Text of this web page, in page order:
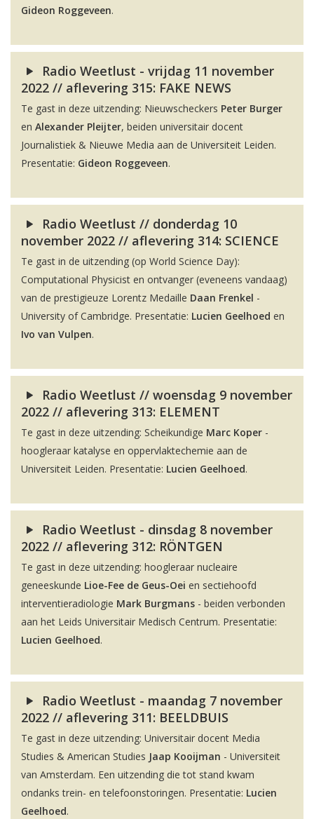
Gideon Roggeveen.
Radio Weetlust - vrijdag 11 november
2022 // aflevering 315: FAKE NEWS
Te gast in deze uitzending: Nieuwscheckers Peter Burger
en Alexander Pleijter, beiden universitair docent
Journalistiek & Nieuwe Media aan de Universiteit Leiden.
Presentatie: Gideon Roggeveen.
Radio Weetlust // donderdag 10
november 2022 // aflevering 314: SCIENCE
Te gast in de uitzending (op World Science Day):
Computational Physicist en ontvanger (eveneens vandaag)
van de prestigieuze Lorentz Medaille Daan Frenkel -
University of Cambridge. Presentatie: Lucien Geelhoed en
Ivo van Vulpen.
Radio Weetlust // woensdag 9 november
2022 // aflevering 313: ELEMENT
Te gast in deze uitzending: Scheikundige Marc Koper -
hoogleraar katalyse en oppervlaktechemie aan de
Universiteit Leiden. Presentatie: Lucien Geelhoed.
Radio Weetlust - dinsdag 8 november
2022 // aflevering 312: RÖNTGEN
Te gast in deze uitzending: hoogleraar nucleaire
geneeskunde Lioe-Fee de Geus-Oei en sectiehoofd
interventieradiologie Mark Burgmans - beiden verbonden
aan het Leids Universitair Medisch Centrum. Presentatie:
Lucien Geelhoed.
Radio Weetlust - maandag 7 november
2022 // aflevering 311: BEELDBUIS
Te gast in deze uitzending: Universitair docent Media
Studies & American Studies Jaap Kooijman - Universiteit
van Amsterdam. Een uitzending die tot stand kwam
ondanks trein- en telefoonstoringen. Presentatie: Lucien
Geelhoed.